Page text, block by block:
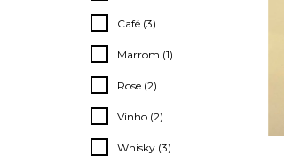
Café (3)
Marrom (1)
Rose (2)
Vinho (2)
Whisky (3)